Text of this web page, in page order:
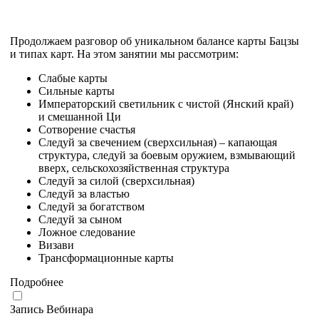
Продолжаем разговор об уникальном балансе карты Бацзы
и типах карт. На этом занятии мы рассмотрим:
Слабые карты
Сильные карты
Императорский светильник с чистой (Янский край)
и смешанной Ци
Сотворение счастья
Следуй за свечением (сверхсильная) – капающая
структура, следуй за боевым оружием, взмывающий
вверх, сельскохозяйственная структура
Следуй за силой (сверхсильная)
Следуй за властью
Следуй за богатством
Следуй за сыном
Ложное следование
Визави
Трансформационные карты
Подробнее
Запись Вебинара